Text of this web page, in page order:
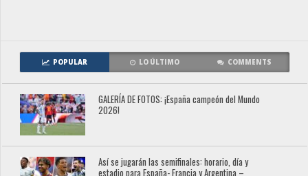
POPULAR LO ÚLTIMO COMMENTS
GALERÍA DE FOTOS: ¡España campeón del Mundo
2026!
Así se jugarán las semifinales: horario, día y
estadio para España- Francia y Argentina –